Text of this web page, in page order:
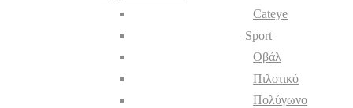
Cateye
Sport
Οβάλ
Πιλοτικό
Πολύγωνο